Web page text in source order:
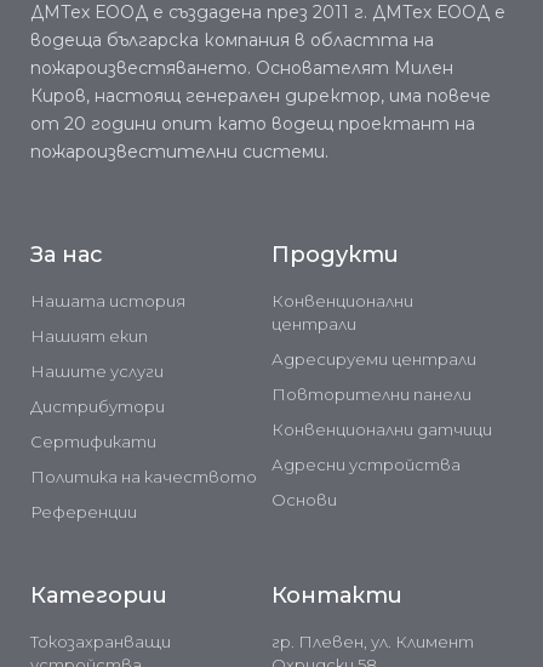
ДМТех ЕООД е създадена през 2011 г. ДМТех ЕООД е
водеща българска компания в областта на
пожароизвестяването. Основателят Милен
Киров, настоящ генерален директор, има повече
от 20 години опит като водещ проектант на
пожароизвестителни системи.
За нас
Нашата история
Нашият екип
Нашите услуги
Дистрибутори
Сертификати
Политика на качеството
Референции
Продукти
Конвенционални
централи
Адресируеми централи
Повторителни панели
Конвенционални датчици
Адресни устройства
Основи
Категории
Токозахранващи
Контакти
гр. Плевен, ул. Климент